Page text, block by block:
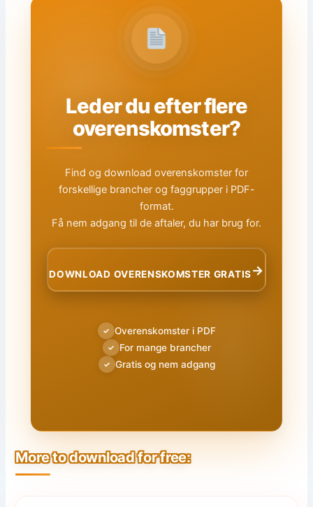
Leder du efter flere
overenskomster?
Find og download overenskomster for
forskellige brancher og faggrupper i PDF-
format.
Få nem adgang til de aftaler, du har brug for.
DOWNLOAD OVERENSKOMSTER GRATIS→
✓ Overenskomster i PDF
✓ For mange brancher
✓ Gratis og nem adgang
More to download for free: